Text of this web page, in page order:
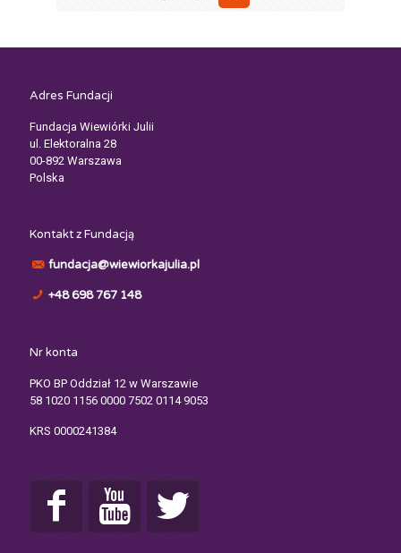
Adres Fundacji
Fundacja Wiewiórki Julii
ul. Elektoralna 28
00-892 Warszawa
Polska
Kontakt z Fundacją
fundacja@wiewiorkajulia.pl
+48 698 767 148
Nr konta
PKO BP Oddział 12 w Warszawie
58 1020 1156 0000 7502 0114 9053
KRS 0000241384